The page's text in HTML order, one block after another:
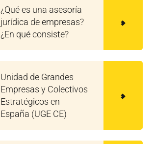
¿Qué es una asesoría
jurídica de empresas?
¿En qué consiste?
Unidad de Grandes
Empresas y Colectivos
Estratégicos en
España (UGE CE)